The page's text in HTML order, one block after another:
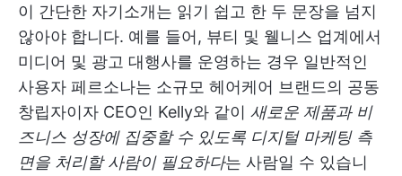
이 간단한 자기소개는 읽기 쉽고 한 두 문장을 넘지
않아야 합니다. 예를 들어, 뷰티 및 웰니스 업계에서
미디어 및 광고 대행사를 운영하는 경우 일반적인
사용자 페르소나는 소규모 헤어케어 브랜드의 공동
창립자이자 CEO인 Kelly와 같이 새로운 제품과 비
즈니스 성장에 집중할 수 있도록 디지털 마케팅 측
면을 처리할 사람이 필요하다는 사람일 수 있습니